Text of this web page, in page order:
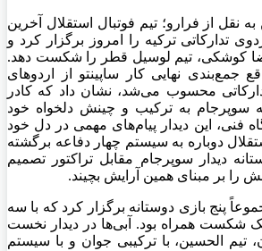
نقل از فرارو؛ تیم فوتبال استقلال آخرین
تدارکاتی ترکیه را امروز برگزار کرد و
کوشکی، تیم لوسیل قطر را شکست دهد.
جمع‌بندی نهایی کار ساپینتو از اردو‌های
محسوب می‌شد، نشان داد که کادر
سوپرجام به ترکیب و چینش دلخواه خود
فنی، این دیدار پیام‌های مهمی در دل خود
دوباره به سیستم چهار دفاعه برگشته
دیدار سوپرجام مقابل تراکتور تصمیم
را بر مبنای همین آرایش بچیند.
پنج بازی دوستانه برگزار کرد که با سه
شکست همراه بود. آبی‌ها در دیدار نخست
تیم الحسین، با ترکیبی جوان و با سیستم